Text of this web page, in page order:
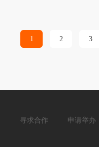
1 2 3
寻求合作 申请举办